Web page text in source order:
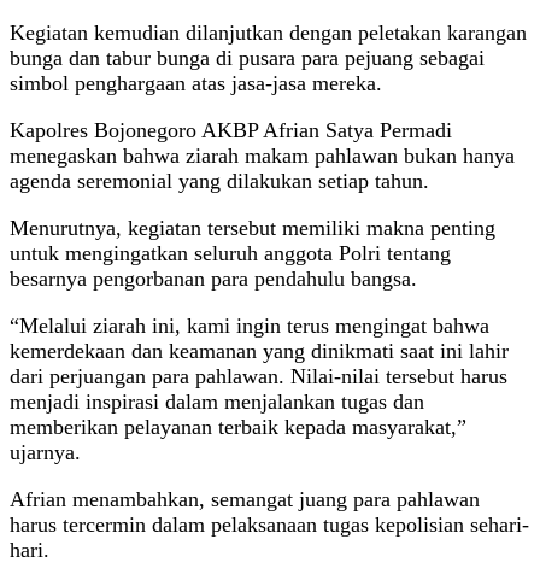
Kegiatan kemudian dilanjutkan dengan peletakan karangan
bunga dan tabur bunga di pusara para pejuang sebagai
simbol penghargaan atas jasa-jasa mereka.
Kapolres Bojonegoro AKBP Afrian Satya Permadi
menegaskan bahwa ziarah makam pahlawan bukan hanya
agenda seremonial yang dilakukan setiap tahun.
Menurutnya, kegiatan tersebut memiliki makna penting
untuk mengingatkan seluruh anggota Polri tentang
besarnya pengorbanan para pendahulu bangsa.
“Melalui ziarah ini, kami ingin terus mengingat bahwa
kemerdekaan dan keamanan yang dinikmati saat ini lahir
dari perjuangan para pahlawan. Nilai-nilai tersebut harus
menjadi inspirasi dalam menjalankan tugas dan
memberikan pelayanan terbaik kepada masyarakat,”
ujarnya.
Afrian menambahkan, semangat juang para pahlawan
harus tercermin dalam pelaksanaan tugas kepolisian sehari-
hari.